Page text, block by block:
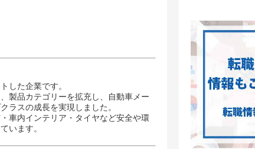
した企業です。
製品カテゴリーを拡充し、自動車メー
ラスの成長を実現しました。
車内インテリア・タイヤなど安全や環
います。